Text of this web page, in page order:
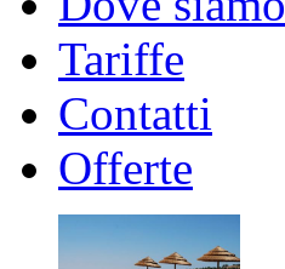
Tariffe
Contatti
Offerte